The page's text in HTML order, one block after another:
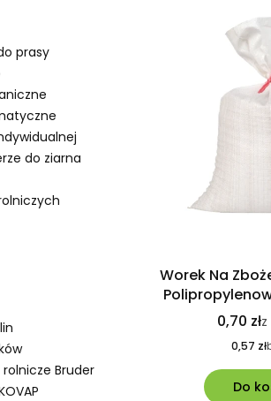
prasy
do ziarna
Bruder
Worek Na
cm)
0,70 złz
0,57 zł
Do